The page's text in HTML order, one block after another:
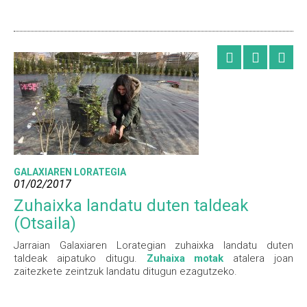
GALAXIAREN LORATEGIA
01/02/2017
Zuhaixka landatu duten taldeak
(Otsaila)
Jarraian Galaxiaren Lorategian zuhaixka landatu duten
taldeak aipatuko ditugu. Zuhaixa motak atalera joan
zaitezkete zeintzuk landatu ditugun ezagutzeko.